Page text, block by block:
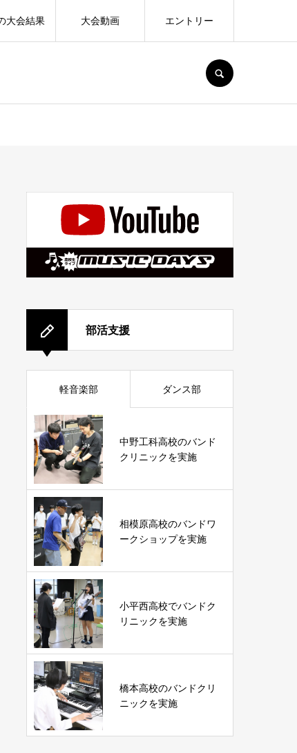
大会結果 大会動画 エントリー
部活支援
軽音楽部 ダンス部
中野工科高校のバンド
クリニックを実施
相模原高校のバンドワ
ークショップを実施
小平西高校でバンドク
リニックを実施
橋本高校のバンドクリ
ニックを実施